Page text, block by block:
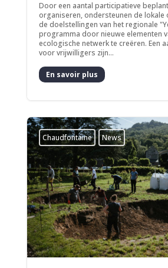
Door een aantal participatieve
organiseren, ondersteunen de lokale
de doelstellingen van het regionale
programma door nieuwe elementen
ecologische netwerk te creëren. Een
voor vrijwilligers zijn...
En savoir plus
Chaudfontaine News